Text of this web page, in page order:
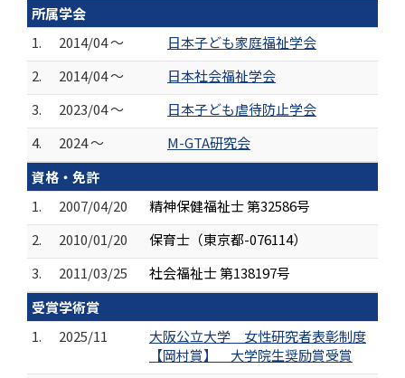
所属学会
1.
2014/04 ～
日本子ども家庭福祉学会
2.
2014/04 ～
日本社会福祉学会
3.
2023/04 ～
日本子ども虐待防止学会
4.
2024 ～
M-GTA研究会
資格・免許
1.
2007/04/20
精神保健福祉士 第32586号
2.
2010/01/20
保育士（東京都-076114）
3.
2011/03/25
社会福祉士 第138197号
受賞学術賞
1.
2025/11
大阪公立大学 女性研究者表彰制度
【岡村賞】 大学院生奨励賞受賞